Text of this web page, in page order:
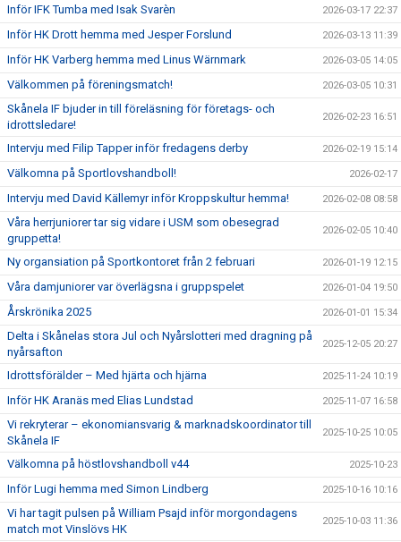
Inför IFK Tumba med Isak Svarèn 2026-03-17 22:37
Inför HK Drott hemma med Jesper Forslund 2026-03-13 11:39
Inför HK Varberg hemma med Linus Wärnmark 2026-03-05 14:05
Välkommen på föreningsmatch! 2026-03-05 10:31
Skånela IF bjuder in till föreläsning för företags- och
idrottsledare!
2026-02-23 16:51
Intervju med Filip Tapper inför fredagens derby 2026-02-19 15:14
Välkomna på Sportlovshandboll! 2026-02-17
Intervju med David Källemyr inför Kroppskultur hemma! 2026-02-08 08:58
Våra herrjuniorer tar sig vidare i USM som obesegrad
gruppetta!
2026-02-05 10:40
Ny organsiation på Sportkontoret från 2 februari 2026-01-19 12:15
Våra damjuniorer var överlägsna i gruppspelet 2026-01-04 19:50
Årskrönika 2025 2026-01-01 15:34
Delta i Skånelas stora Jul och Nyårslotteri med dragning på
nyårsafton
2025-12-05 20:27
Idrottsförälder – Med hjärta och hjärna 2025-11-24 10:19
Inför HK Aranäs med Elias Lundstad 2025-11-07 16:58
Vi rekryterar – ekonomiansvarig & marknadskoordinator till
Skånela IF
2025-10-25 10:05
Välkomna på höstlovshandboll v44 2025-10-23
Inför Lugi hemma med Simon Lindberg 2025-10-16 10:16
Vi har tagit pulsen på William Psajd inför morgondagens
match mot Vinslövs HK
2025-10-03 11:36